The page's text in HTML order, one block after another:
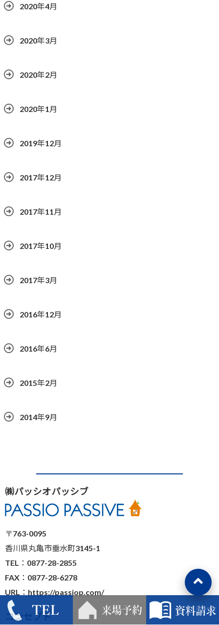
2020年4月
2020年3月
2020年2月
2020年1月
2019年12月
2017年12月
2017年11月
2017年10月
2017年3月
2016年12月
2016年6月
2015年2月
2014年9月
㈱パッシオパッシブ
〒763-0095
香川県丸亀市垂水町3145-1
TEL：0877-28-2855
FAX：0877-28-6278
URL： https://passiop.com/
コンセプト